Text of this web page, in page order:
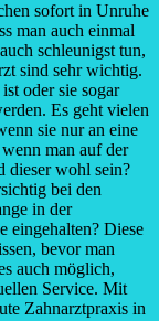
sofort in Unruhe
man auch einmal
schleunigst tun,
sind sehr wichtig.
oder sie sogar
Es geht vielen
sie nur an eine
man auf der
dieser wohl sein?
bei den
in der
eingehalten? Diese
bevor man
auch möglich,
Service. Mit
Zahnarztpraxis in